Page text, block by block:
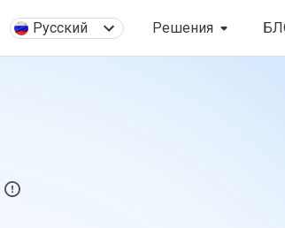
Русский Решения